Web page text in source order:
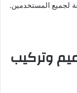
لجميع المستخدمين.
وتركيب